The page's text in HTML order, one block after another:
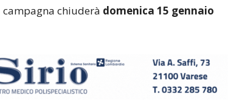
campagna chiuderà domenica 15 gennaio